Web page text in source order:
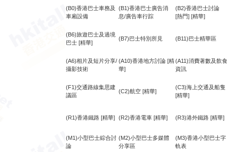
(B0)香港巴士車務及
車廂設備
(B1)香港巴士廣告消
息/廣告車行踪
(B2)香港巴士討論
[熱門] [精華]
(B6)旅遊巴士及過境
巴士 [精華]
(B7)巴士特別所見 (B11)巴士精華區
(A6)相片及短片分享/
攝影技術
(A10)香港地方討論 [精
華]
(A11)消費著數及飲食
資訊
(F1)交通路線集思建
議區
(C2)航空 [精華]
(C3)海上交通及船隻
[精華]
(R1)香港鐵路 [精華] (R2)香港電車 [精華] (R3)港外鐵路 [精華]
(M1)小型巴士綜合討
論
(M2)小型巴士多媒體
分享區
(M3)香港小型巴士字
軌表